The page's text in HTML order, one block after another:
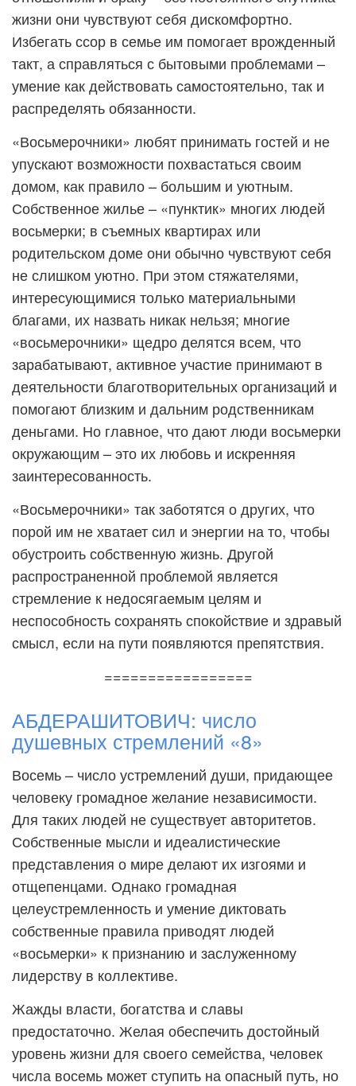
жизни они чувствуют себя дискомфортно.
Избегать ссор в семье им помогает врожденный
такт, а справляться с бытовыми проблемами –
умение как действовать самостоятельно, так и
распределять обязанности.
«Восьмерочники» любят принимать гостей и не
упускают возможности похвастаться своим
домом, как правило – большим и уютным.
Собственное жилье – «пунктик» многих людей
восьмерки; в съемных квартирах или
родительском доме они обычно чувствуют себя
не слишком уютно. При этом стяжателями,
интересующимися только материальными
благами, их назвать никак нельзя; многие
«восьмерочники» щедро делятся всем, что
зарабатывают, активное участие принимают в
деятельности благотворительных организаций и
помогают близким и дальним родственникам
деньгами. Но главное, что дают люди восьмерки
окружающим – это их любовь и искренняя
заинтересованность.
«Восьмерочники» так заботятся о других, что
порой им не хватает сил и энергии на то, чтобы
обустроить собственную жизнь. Другой
распространенной проблемой является
стремление к недосягаемым целям и
неспособность сохранять спокойствие и здравый
смысл, если на пути появляются препятствия.
=================
АБДЕРАШИТОВИЧ: число
душевных стремлений «8»
Восемь – число устремлений души, придающее
человеку громадное желание независимости.
Для таких людей не существует авторитетов.
Собственные мысли и идеалистические
представления о мире делают их изгоями и
отщепенцами. Однако громадная
целеустремленность и умение диктовать
собственные правила приводят людей
«восьмерки» к признанию и заслуженному
лидерству в коллективе.
Жажды власти, богатства и славы
предостаточно. Желая обеспечить достойный
уровень жизни для своего семейства, человек
числа восемь может ступить на опасный путь, но